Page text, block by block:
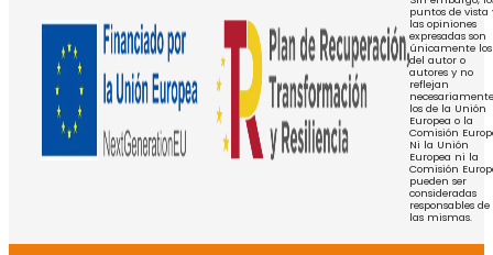
puntos de vista
las opiniones
expresadas son
únicamente los
del autor o
autores y no
reflejan
necesariamente
los de la Unión
Europea o la
Comisión
Ni la Unión
Europea ni la
Comisión
pueden ser
consideradas
responsables de
las mismas.